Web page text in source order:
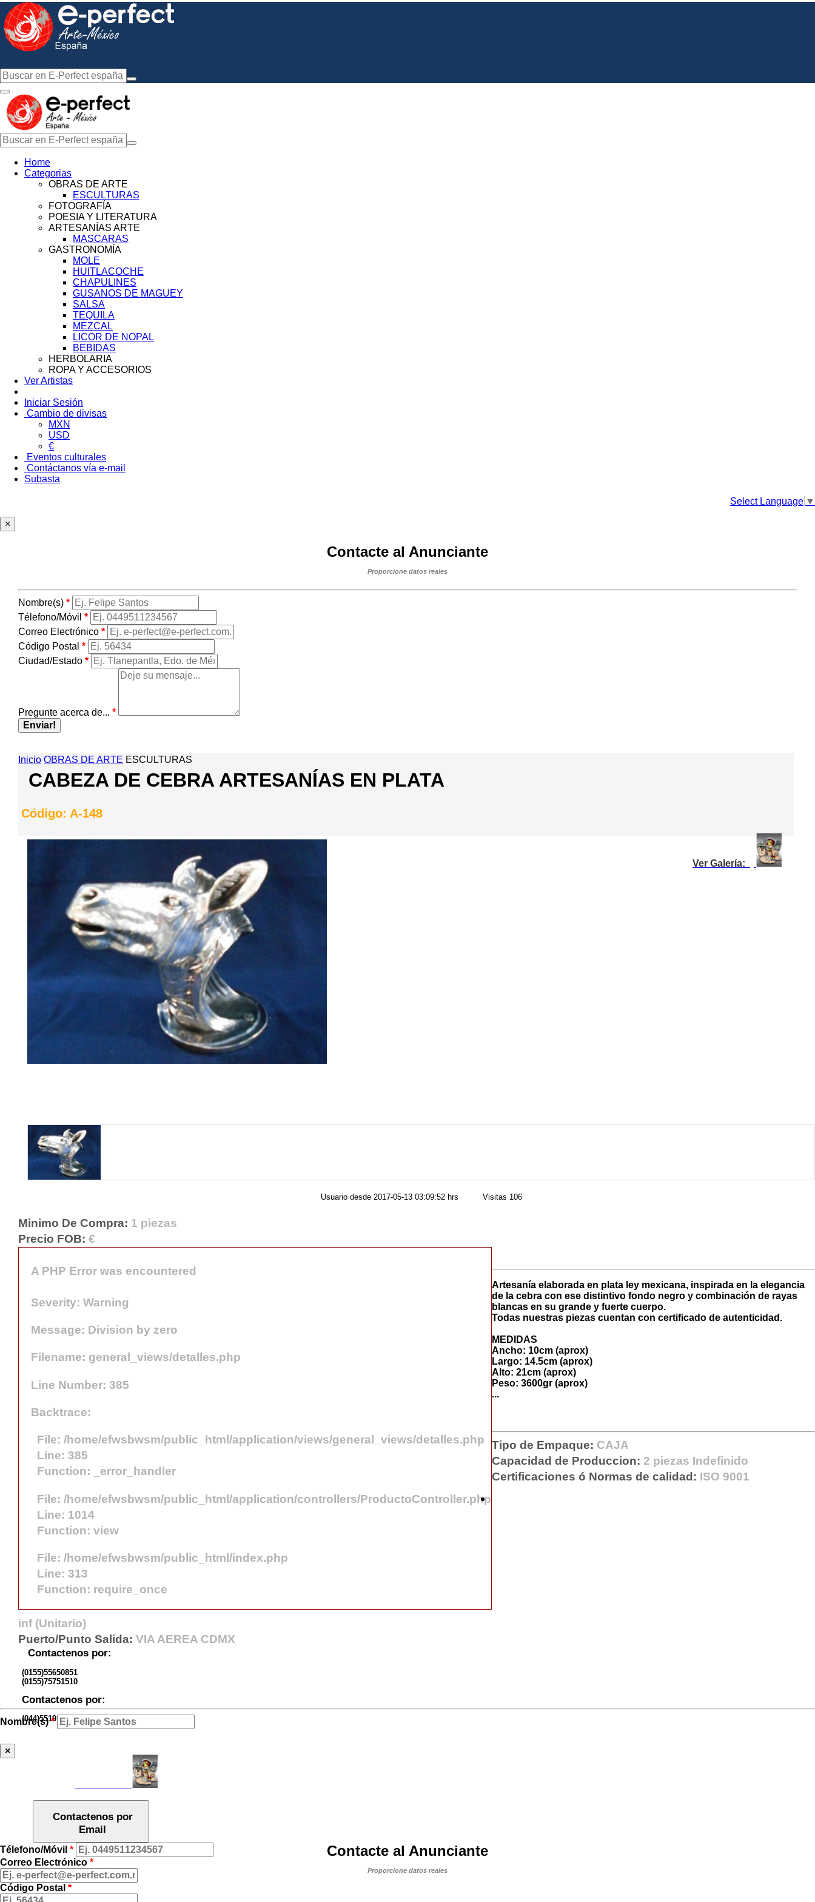
Home
Categorias
OBRAS DE ARTE
ESCULTURAS
FOTOGRAFÍA
POESIA Y LITERATURA
ARTESANÍAS ARTE
MASCARAS
GASTRONOMÍA
MOLE
HUITLACOCHE
CHAPULINES
GUSANOS DE MAGUEY
SALSA
TEQUILA
MEZCAL
LICOR DE NOPAL
BEBIDAS
HERBOLARIA
ROPA Y ACCESORIOS
Ver Artistas
Iniciar Sesión
Cambio de divisas
MXN
USD
€
Eventos culturales
Contáctanos vía e-mail
Subasta
Select Language ▼
×
Contacte al Anunciante
Proporcione datos reales
Nombre(s) *
Télefono/Móvil *
Correo Electrónico *
Código Postal *
Ciudad/Estado *
Pregunte acerca de... *
Enviar!
Inicio OBRAS DE ARTE ESCULTURAS
CABEZA DE CEBRA ARTESANÍAS EN PLATA
Código: A-148
Ver Galería:
Usuario desde 2017-05-13 03:09:52 hrs Visitas 106
Minimo De Compra: 1 piezas
Precio FOB: €
A PHP Error was encountered
Severity: Warning
Message: Division by zero
Filename: general_views/detalles.php
Line Number: 385
Backtrace:
File: /home/efwsbwsm/public_html/application/views/general_views/detalles.php
Line: 385
Function: _error_handler
File: /home/efwsbwsm/public_html/application/controllers/ProductoController.php
Line: 1014
Function: view
File: /home/efwsbwsm/public_html/index.php
Line: 313
Function: require_once
inf (Unitario)
Puerto/Punto Salida: VIA AEREA CDMX
Artesanía elaborada en plata ley mexicana, inspirada en la elegancia
de la cebra con ese distintivo fondo negro y combinación de rayas
blancas en su grande y fuerte cuerpo.
Todas nuestras piezas cuentan con certificado de autenticidad.
MEDIDAS
Ancho: 10cm (aprox)
Largo: 14.5cm (aprox)
Alto: 21cm (aprox)
Peso: 3600gr (aprox)
...
Tipo de Empaque: CAJA
Capacidad de Produccion: 2 piezas Indefinido
Certificaciones ó Normas de calidad: ISO 9001
Contactenos por:
(0155)55650851
(0155)75751510
Contactenos por:
(044)5519145511
Contactenos por
Email
×
Contacte al Anunciante
Proporcione datos reales
Nombre(s)*
Télefono/Móvil *
Correo Electrónico *
Código Postal *